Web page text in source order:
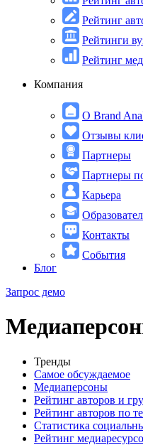
Рейтинг
Рейтинги
Рейтинг
Компания
О Brand
Отзывы
Партнеры
Партнеры
Карьера
Контакты
События
Блог
Запрос демо
Тренды
Самое обсуждаемое
Медиаперсоны
Рейтинг авторов и
Рейтинг авторов по
Статистика
Рейтинг